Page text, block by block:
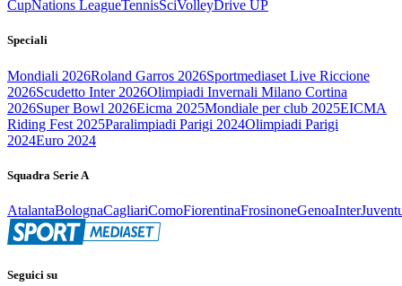
CupNations LeagueTennisSciVolleyDrive UP
Speciali
Mondiali 2026Roland Garros 2026Sportmediaset Live Riccione
2026Scudetto Inter 2026Olimpiadi Invernali Milano Cortina
2026Super Bowl 2026Eicma 2025Mondiale per club 2025EICMA
Riding Fest 2025Paralimpiadi Parigi 2024Olimpiadi Parigi
2024Euro 2024
Squadra Serie A
AtalantaBolognaCagliariComoFiorentinaFrosinoneGenoaInter
Seguici su